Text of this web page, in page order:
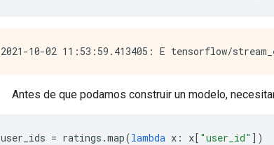
Antes de que podamos construir un modelo,
user_ids = ratings .map(lambda x : x[ "user_id" ])